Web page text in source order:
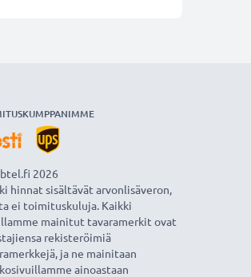
2026
hinnat sisältävät arvonlisäveron,
ei toimituskuluja. Kaikki
mainitut tavaramerkit ovat
rekisteröimiä
ja ne mainitaan
ainoastaan